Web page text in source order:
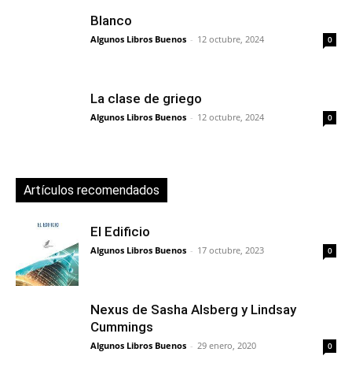
Blanco
Algunos Libros Buenos - 12 octubre, 2024 0
La clase de griego
Algunos Libros Buenos - 12 octubre, 2024 0
Artículos recomendados
El Edificio
Algunos Libros Buenos - 17 octubre, 2023 0
Nexus de Sasha Alsberg y Lindsay
Cummings
Algunos Libros Buenos - 29 enero, 2020 0